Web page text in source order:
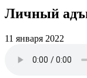
Личный
11 января 2022